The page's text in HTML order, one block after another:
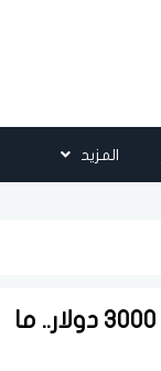
المزيد
بعد الانخفاض الكبير.. توقعات بقفزة جنونية بأسعار الذهب صوب 3000 دولار.. ما